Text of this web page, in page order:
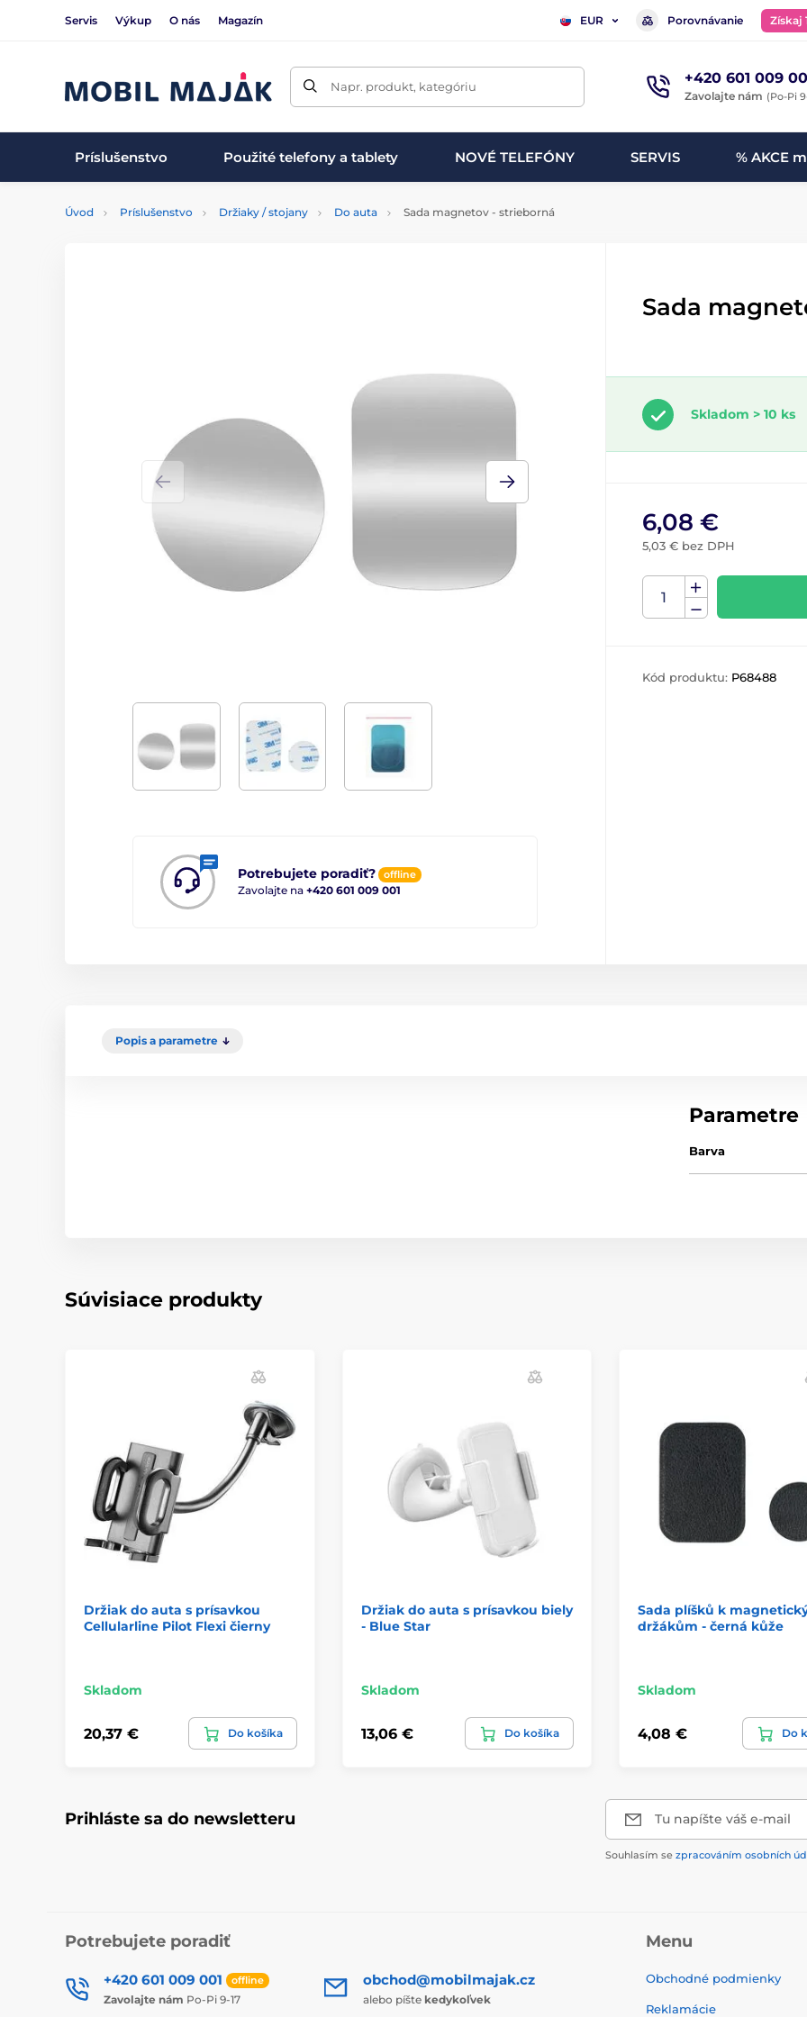
Servis Výkup O nás Magazín EUR Porovnávanie Získaj
Napr. produkt, kategóriu +420 601 009
Zavolajte nám (Po-Pi
Príslušenstvo Použité telefony a tablety NOVÉ TELEFÓNY SERVIS % AKCE
Úvod Príslušenstvo Držiaky / stojany Do auta Sada magnetov - strieborná
Potrebujete poradiť? offline
Zavolajte na +420 601 009 001
Sada
Skladom > 10 ks
6,08 €
5,03 € bez DPH
Kód produktu: P68488
Popis a parametre
Parametre
Barva
Súvisiace produkty
Držiak do auta s prísavkou
Cellularline Pilot Flexi čierny
Skladom
20,37 € Do košíka
Držiak do auta s prísavkou biely
- Blue Star
Skladom
13,06 € Do košíka
Sada plíšků k
držákům - černá kůže
Skladom
4,08 € Do
Prihláste sa do newsletteru Tu napíšte váš e-mail
Souhlasím se zpracováním osobních
Potrebujete poradiť
+420 601 009 001 offline
Zavolajte nám Po-Pi 9-17
obchod@mobilmajak.cz
alebo píšte kedykoľvek
Menu
Obchodné podmienky
Reklamácie